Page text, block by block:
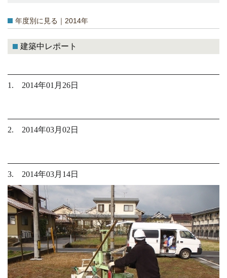
年度別に見る｜2014年
建築中レポート
1. 2014年01月26日
2. 2014年03月02日
3. 2014年03月14日